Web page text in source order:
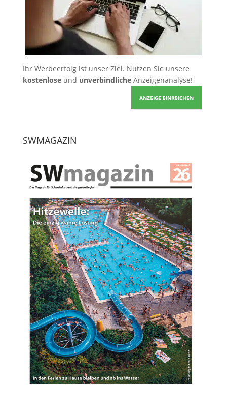
Ihr Werbeerfolg ist unser Ziel. Nutzen Sie unsere
kostenloseund unverbindlicheAnzeigenanalyse!
ANZEIGE EINREICHEN
SWMAGAZIN